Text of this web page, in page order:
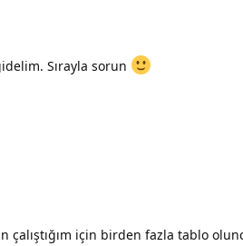
Sırayla sorun
çalıştığım için birden fazla tablo